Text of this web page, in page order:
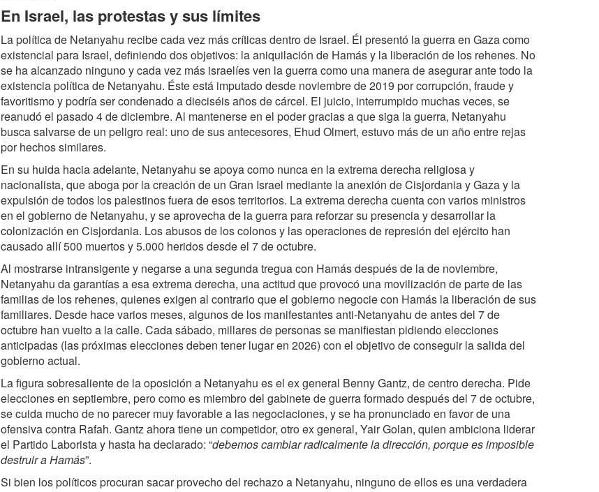
En Israel, las protestas y sus límites
La política de Netanyahu recibe cada vez más críticas dentro de Israel. Él presentó la guerra en Gaza como
existencial para Israel, definiendo dos objetivos: la aniquilación de Hamás y la liberación de los rehenes. No
se ha alcanzado ninguno y cada vez más israelíes ven la guerra como una manera de asegurar ante todo la
existencia política de Netanyahu. Éste está imputado desde noviembre de 2019 por corrupción, fraude y
favoritismo y podría ser condenado a dieciséis años de cárcel. El juicio, interrumpido muchas veces, se
reanudó el pasado 4 de diciembre. Al mantenerse en el poder gracias a que siga la guerra, Netanyahu
busca salvarse de un peligro real: uno de sus antecesores, Ehud Olmert, estuvo más de un año entre rejas
por hechos similares.
En su huida hacia adelante, Netanyahu se apoya como nunca en la extrema derecha religiosa y
nacionalista, que aboga por la creación de un Gran Israel mediante la anexión de Cisjordania y Gaza y la
expulsión de todos los palestinos fuera de esos territorios. La extrema derecha cuenta con varios ministros
en el gobierno de Netanyahu, y se aprovecha de la guerra para reforzar su presencia y desarrollar la
colonización en Cisjordania. Los abusos de los colonos y las operaciones de represión del ejército han
causado allí 500 muertos y 5.000 heridos desde el 7 de octubre.
Al mostrarse intransigente y negarse a una segunda tregua con Hamás después de la de noviembre,
Netanyahu da garantías a esa extrema derecha, una actitud que provocó una movilización de parte de las
familias de los rehenes, quienes exigen al contrario que el gobierno negocie con Hamás la liberación de sus
familiares. Desde hace varios meses, algunos de los manifestantes anti-Netanyahu de antes del 7 de
octubre han vuelto a la calle. Cada sábado, millares de personas se manifiestan pidiendo elecciones
anticipadas (las próximas elecciones deben tener lugar en 2026) con el objetivo de conseguir la salida del
gobierno actual.
La figura sobresaliente de la oposición a Netanyahu es el ex general Benny Gantz, de centro derecha. Pide
elecciones en septiembre, pero como es miembro del gabinete de guerra formado después del 7 de octubre,
se cuida mucho de no parecer muy favorable a las negociaciones, y se ha pronunciado en favor de una
ofensiva contra Rafah. Gantz ahora tiene un competidor, otro ex general, Yair Golan, quien ambiciona liderar
el Partido Laborista y hasta ha declarado: “debemos cambiar radicalmente la dirección, porque es imposible
destruir a Hamás”.
Si bien los políticos procuran sacar provecho del rechazo a Netanyahu, ninguno de ellos es una verdadera